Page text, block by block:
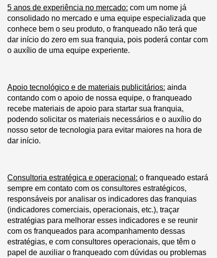
5 anos de experiência no mercado: com um nome já
consolidado no mercado e uma equipe especializada que
conhece bem o seu produto, o franqueado não terá que
dar início do zero em sua franquia, pois poderá contar com
o auxílio de uma equipe experiente.
Apoio tecnológico e de materiais publicitários: ainda
contando com o apoio de nossa equipe, o franqueado
recebe materiais de apoio para startar sua franquia,
podendo solicitar os materiais necessários e o auxílio do
nosso setor de tecnologia para evitar maiores na hora de
dar início.
Consultoria estratégica e operacional: o franqueado estará
sempre em contato com os consultores estratégicos,
responsáveis por analisar os indicadores das franquias
(indicadores comerciais, operacionais, etc.), traçar
estratégias para melhorar esses indicadores e se reunir
com os franqueados para acompanhamento dessas
estratégias, e com consultores operacionais, que têm o
papel de auxiliar o franqueado com dúvidas ou problemas